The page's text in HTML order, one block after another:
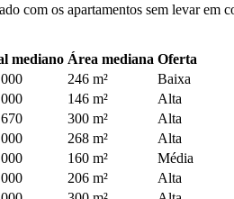
com os apartamentos sem levar
mediano Área mediana Oferta
246 m²
Baixa
146 m²
Alta
300 m²
Alta
268 m²
Alta
160 m²
Média
206 m²
Alta